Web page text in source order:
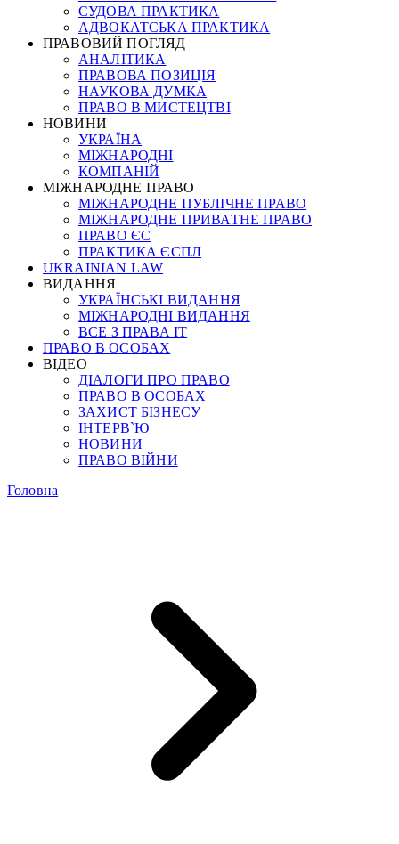
СУДОВА ПРАКТИКА
АДВОКАТСЬКА ПРАКТИКА
ПРАВОВИЙ ПОГЛЯД
АНАЛІТИКА
ПРАВОВА ПОЗИЦІЯ
НАУКОВА ДУМКА
ПРАВО В МИСТЕЦТВІ
НОВИНИ
УКРАЇНА
МІЖНАРОДНІ
КОМПАНІЙ
МІЖНАРОДНЕ ПРАВО
МІЖНАРОДНЕ ПУБЛІЧНЕ ПРАВО
МІЖНАРОДНЕ ПРИВАТНЕ ПРАВО
ПРАВО ЄС
ПРАКТИКА ЄСПЛ
UKRAINIAN LAW
ВИДАННЯ
УКРАЇНСЬКІ ВИДАННЯ
МІЖНАРОДНІ ВИДАННЯ
ВСЕ З ПРАВА ІТ
ПРАВО В ОСОБАХ
ВІДЕО
ДІАЛОГИ ПРО ПРАВО
ПРАВО В ОСОБАХ
ЗАХИСТ БІЗНЕСУ
ІНТЕРВ`Ю
НОВИНИ
ПРАВО ВІЙНИ
Головна